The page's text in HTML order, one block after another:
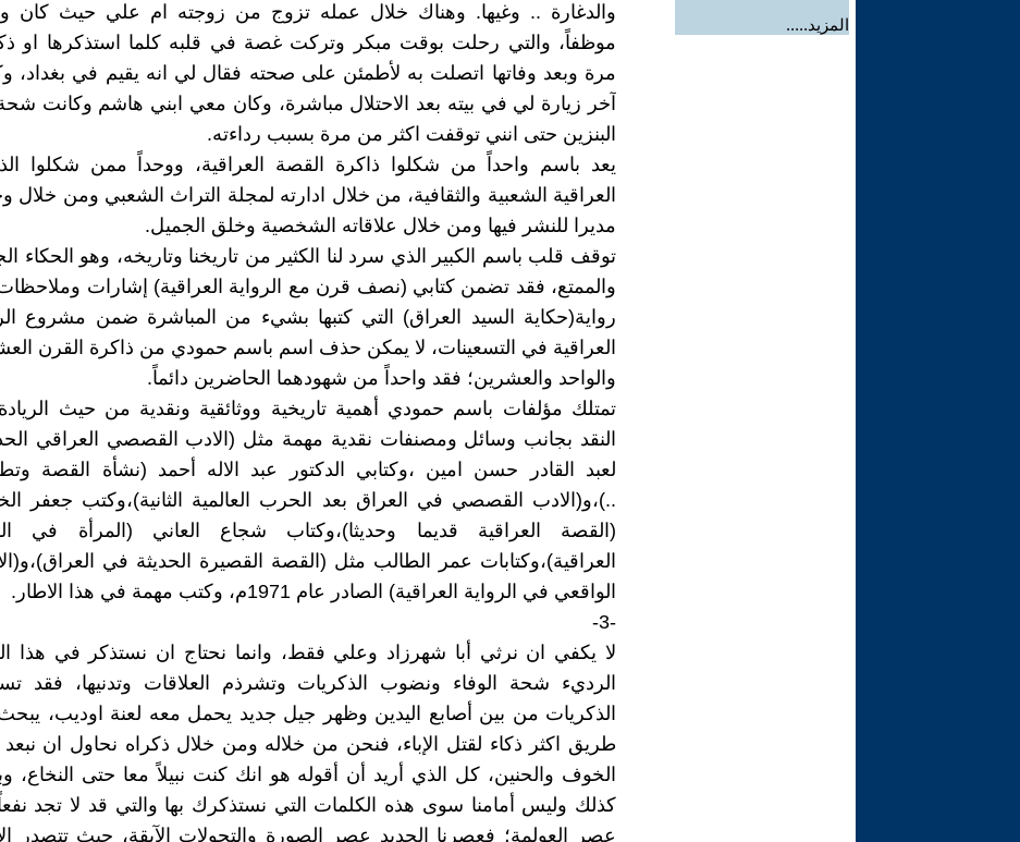
المزيد.....
والدغارة .. وغيها. وهناك خلال عمله تزوج من زوجته ام علي حيث كان
موظفاً، والتي رحلت بوقت مبكر وتركت غصة في قلبه كلما استذكرها او
مرة وبعد وفاتها اتصلت به لأطمئن على صحته فقال لي انه يقيم في بغداد،
آخر زيارة لي في بيته بعد الاحتلال مباشرة، وكان معي ابني هاشم وكانت
البنزين حتى انني توقفت اكثر من مرة بسبب رداءته.
يعد باسم واحداً من شكلوا ذاكرة القصة العراقية، ووحداً ممن شكلوا
العراقية الشعبية والثقافية، من خلال ادارته لمجلة التراث الشعبي ومن خلال
مديرا للنشر فيها ومن خلال علاقاته الشخصية وخلق الجميل.
توقف قلب باسم الكبير الذي سرد لنا الكثير من تاريخنا وتاريخه، وهو الحكاء
والممتع، فقد تضمن كتابي (نصف قرن مع الرواية العراقية) إشارات
رواية(حكاية السيد العراق) التي كتبها بشيء من المباشرة ضمن مشروع
العراقية في التسعينات، لا يمكن حذف اسم باسم حمودي من ذاكرة القرن
والواحد والعشرين؛ فقد واحداً من شهودهما الحاضرين دائماً.
تمتلك مؤلفات باسم حمودي أهمية تاريخية ووثائقية ونقدية من حيث
النقد بجانب وسائل ومصنفات نقدية مهمة مثل (الادب القصصي العراقي
لعبد القادر حسن امين ،وكتابي الدكتور عبد الاله أحمد (نشأة القصة
..)،و(الادب القصصي في العراق بعد الحرب العالمية الثانية)،وكتب جعفر
(القصة العراقية قديما وحديثا)،وكتاب شجاع العاني (المرأة في
العراقية)،وكتابات عمر الطالب مثل (القصة القصيرة الحديثة في
الواقعي في الرواية العراقية) الصادر عام 1971م، وكتب مهمة في هذا الاطار.
-3-
لا يكفي ان نرثي أبا شهرزاد وعلي فقط، وانما نحتاج ان نستذكر في هذا
الرديء شحة الوفاء ونضوب الذكريات وتشرذم العلاقات وتدنيها، فقد
الذكريات من بين أصابع اليدين وظهر جيل جديد يحمل معه لعنة اوديب،
طريق اكثر ذكاء لقتل الإباء، فنحن من خلاله ومن خلال ذكراه نحاول ان
الخوف والحنين، كل الذي أريد أن أقوله هو انك كنت نبيلاً معا حتى النخاع،
كذلك وليس أمامنا سوى هذه الكلمات التي نستذكرك بها والتي قد لا تجد
عصر العولمة؛ فعصرنا الجديد عصر الصورة والتحولات الآبقة، حيث تتصدر